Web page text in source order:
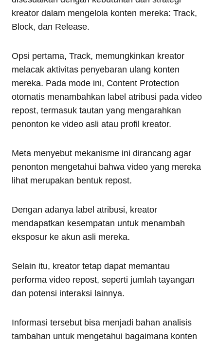
kreator dalam mengelola konten mereka: Track,
Block, dan Release.
Opsi pertama, Track, memungkinkan kreator
melacak aktivitas penyebaran ulang konten
mereka. Pada mode ini, Content Protection
otomatis menambahkan label atribusi pada video
repost, termasuk tautan yang mengarahkan
penonton ke video asli atau profil kreator.
Meta menyebut mekanisme ini dirancang agar
penonton mengetahui bahwa video yang mereka
lihat merupakan bentuk repost.
Dengan adanya label atribusi, kreator
mendapatkan kesempatan untuk menambah
eksposur ke akun asli mereka.
Selain itu, kreator tetap dapat memantau
performa video repost, seperti jumlah tayangan
dan potensi interaksi lainnya.
Informasi tersebut bisa menjadi bahan analisis
tambahan untuk mengetahui bagaimana konten